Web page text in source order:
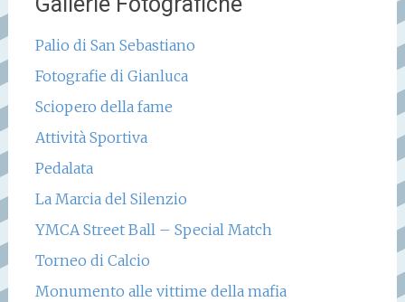
Palio di San Sebastiano
Fotografie di Gianluca
Sciopero della fame
Attività Sportiva
Pedalata
La Marcia del Silenzio
YMCA Street Ball – Special Match
Torneo di Calcio
Monumento alle vittime della mafia